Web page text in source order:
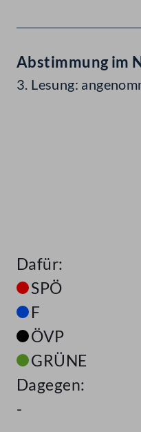
Abstimmung im
3. Lesung:
Dafür:
SPÖ
F
ÖVP
GRÜNE
Dagegen:
-